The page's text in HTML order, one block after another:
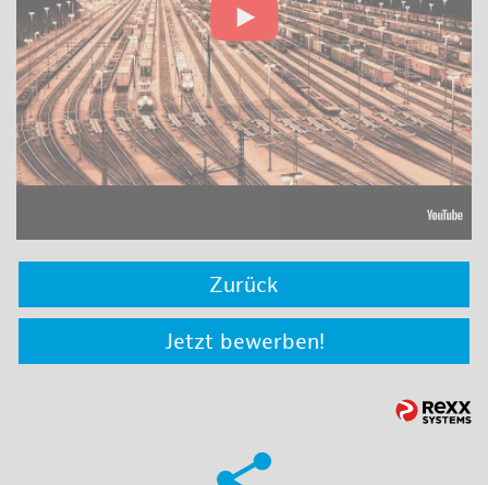
Zurück
Jetzt bewerben!